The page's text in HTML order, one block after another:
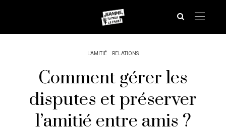
L'AMITIÉ RELATIONS
Comment gérer les
disputes et préserver
l’amitié entre amis ?